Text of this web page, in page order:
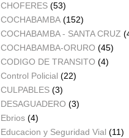
CHOFERES (53)
COCHABAMBA (152)
COCHABAMBA - SANTA CRUZ
COCHABAMBA-ORURO (45)
CODIGO DE TRANSITO (4)
Control Policial (22)
CULPABLES (3)
DESAGUADERO (3)
Ebrios (4)
Educacion y Seguridad Vial (11)